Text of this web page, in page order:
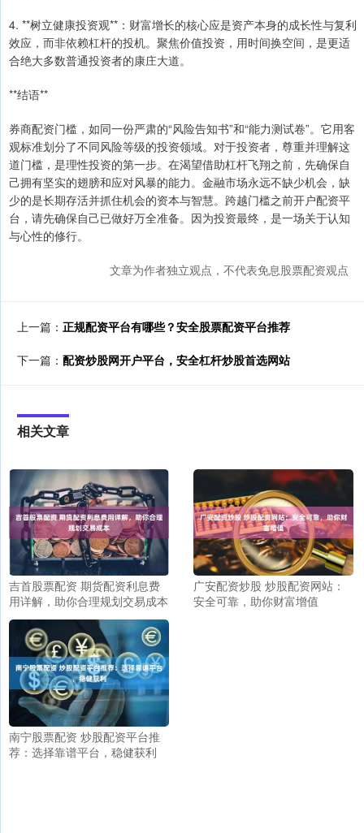
4. **树立健康投资观**：财富增长的核心应是资产本身的成长性与复利
效应，而非依赖杠杆的投机。聚焦价值投资，用时间换空间，是更适
合绝大多数普通投资者的康庄大道。
**结语**
券商配资门槛，如同一份严肃的“风险告知书”和“能力测试卷”。它用客
观标准划分了不同风险等级的投资领域。对于投资者，尊重并理解这
道门槛，是理性投资的第一步。在渴望借助杠杆飞翔之前，先确保自
己拥有坚实的翅膀和应对风暴的能力。金融市场永远不缺少机会，缺
少的是长期存活并抓住机会的资本与智慧。跨越门槛之前开户配资平
台，请先确保自己已做好万全准备。因为投资最终，是一场关于认知
与心性的修行。
文章为作者独立观点，不代表免息股票配资观点
上一篇： 正规配资平台有哪些？安全股票配资平台推荐
下一篇： 配资炒股网开户平台，安全杠杆炒股首选网站
相关文章
吉首股票配资 期货配资利息费
用详解，助你合理规划交易成本
广安配资炒股 炒股配资网站：
安全可靠，助你财富增值
南宁股票配资 炒股配资平台推
荐：选择靠谱平台，稳健获利